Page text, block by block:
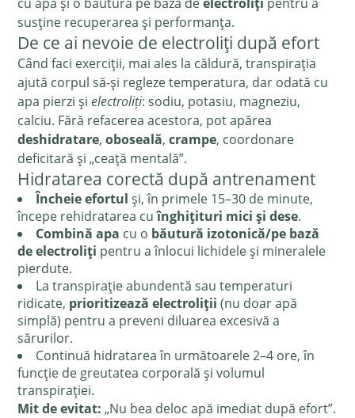
susține recuperarea și performanța.
De ce ai nevoie de electroliți după efort
Când faci exerciții, mai ales la căldură, transpirația
ajută corpul să-și regleze temperatura, dar odată cu
apa pierzi șielectroliți: sodiu, potasiu, magneziu,
calciu. Fără refacerea acestora, pot apărea
deshidratare,oboseală,crampe, coordonare
deficitară și „ceață mentală”.
Hidratarea corectă după antrenament
Încheie efortul și, în primele 15–30 de minute,
începe rehidratarea cuînghițituri mici și dese.
Combină apa cu o băutură izotonică/pe bază
de electroliți pentru a înlocui lichidele și mineralele
pierdute.
La transpirație abundentă sau temperaturi
ridicate, prioritizează electroliții (nu doar apă
simplă) pentru a preveni diluarea excesivă a
sărurilor.
Continuă hidratarea în următoarele 2–4 ore, în
funcție de greutatea corporală și volumul
transpirației.
Mit de evitat: „Nu bea deloc apă imediat după efort”.